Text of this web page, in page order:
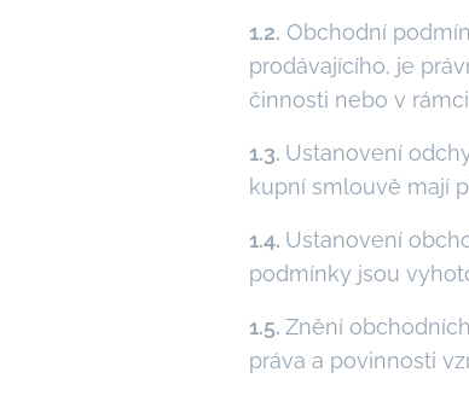
1.2. Obchodní
prodávajícího, je
činnosti nebo v
1.3. Ustanovení
kupní smlouvě mají
1.4. Ustanovení
podmínky jsou
1.5. Znění
práva a povinnosti